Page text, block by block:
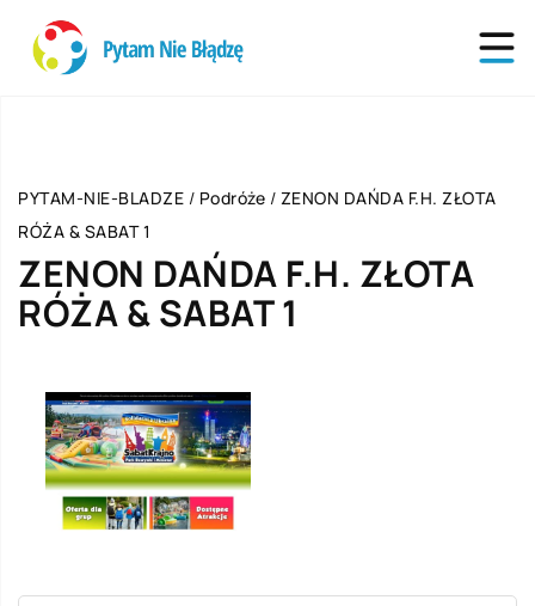
PYTAM-NIE-BLADZE / Podróże / ZENON DAŃDA F.H. ZŁOTA
RÓŻA & SABAT 1
ZENON DAŃDA F.H. ZŁOTA
RÓŻA & SABAT 1